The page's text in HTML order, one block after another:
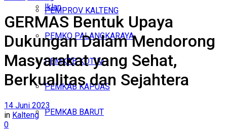
Iklan
Sabtu, Agustus 8, 2026
PEMPROV KALTENG
PEMKO PALANGKARAYA
PEMKAB KOTIM
PEMKAB KAPUAS
PEMKAB BARUT
GERMAS Bentuk Upaya
Dukungan Dalam Mendorong
Masyarakat yang Sehat,
Berkualitas dan Sejahtera
14 Juni 2023
in Kalteng
0